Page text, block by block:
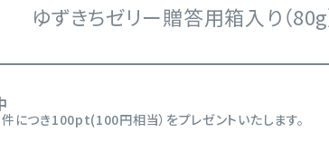
搾り果汁100％
その他特産品
ゆずきちゼリー贈答用箱入り（
につき100pt(100円相当）をプレゼントいたします。